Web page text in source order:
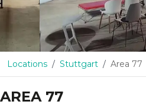
Locations Stuttgart Area 77
AREA 77